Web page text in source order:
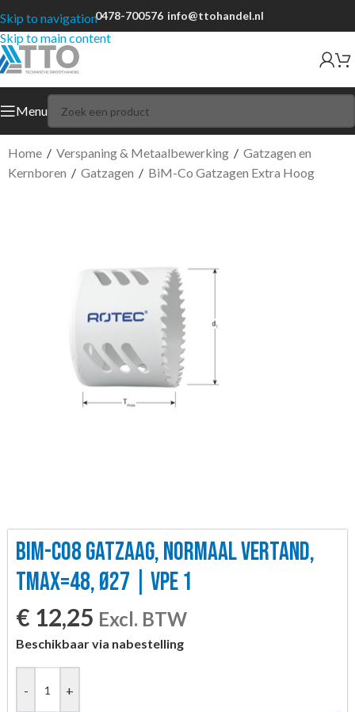
Skip to navigation
Skip to main content
0478-700576 info@ttohandel.nl
Menu
Home / Verspaning & Metaalbewerking / Gatzagen en
Kernboren / Gatzagen / BiM-Co Gatzagen Extra Hoog
BIM-CO8 GATZAAG, NORMAAL VERTAND,
TMAX=48, Ø27 | VPE 1
€ 12,25 Excl. BTW
Beschikbaar via nabestelling
- +